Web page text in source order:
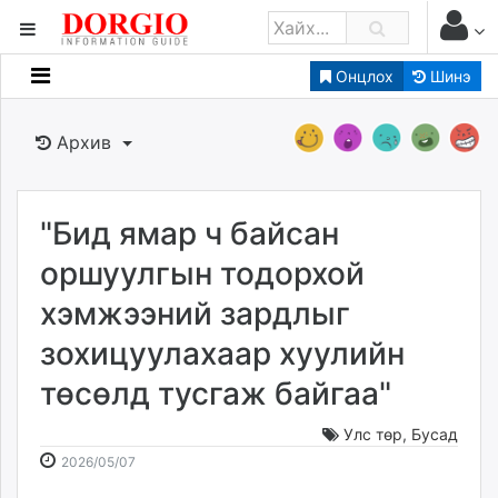
Онцлох Шинэ
Мэдээллийн
Банк санхүү
Бизнес ААН
Төрийн
Нийслэлийн
dorgio.mn
Gogo.mn
news.mn
Baabar.mn
Архив
"Бид ямар ч байсан
оршуулгын тодорхой
хэмжээний зардлыг
зохицуулахаар хуулийн
төсөлд тусгаж байгаа"
Улс төр, Бусад
2026/05/07